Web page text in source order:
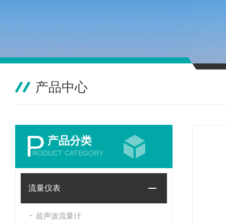
产品中心
P 产品分类
RODUCT CATEGORY
流量仪表
超声波流量计